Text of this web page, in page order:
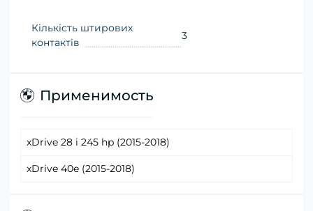
Кількість штирових
контактів
3
Применимость
xDrive 28 i 245 hp (2015-2018)
xDrive 40e (2015-2018)